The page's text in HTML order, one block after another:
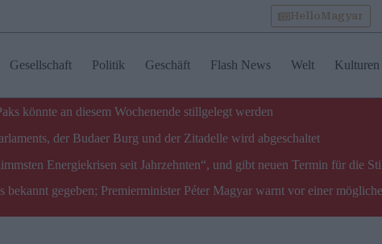
HelloMagyar
Gesellschaft Politik Geschäft Flash News Welt Kulturen
könnte an diesem Wochenende stillgelegt werden
der Budaer Burg und der Zitadelle wird abgeschaltet
Energiekrisen seit Jahrzehnten“, und gibt neuen Termin für die
gegeben; Premierminister Péter Magyar warnt vor einer